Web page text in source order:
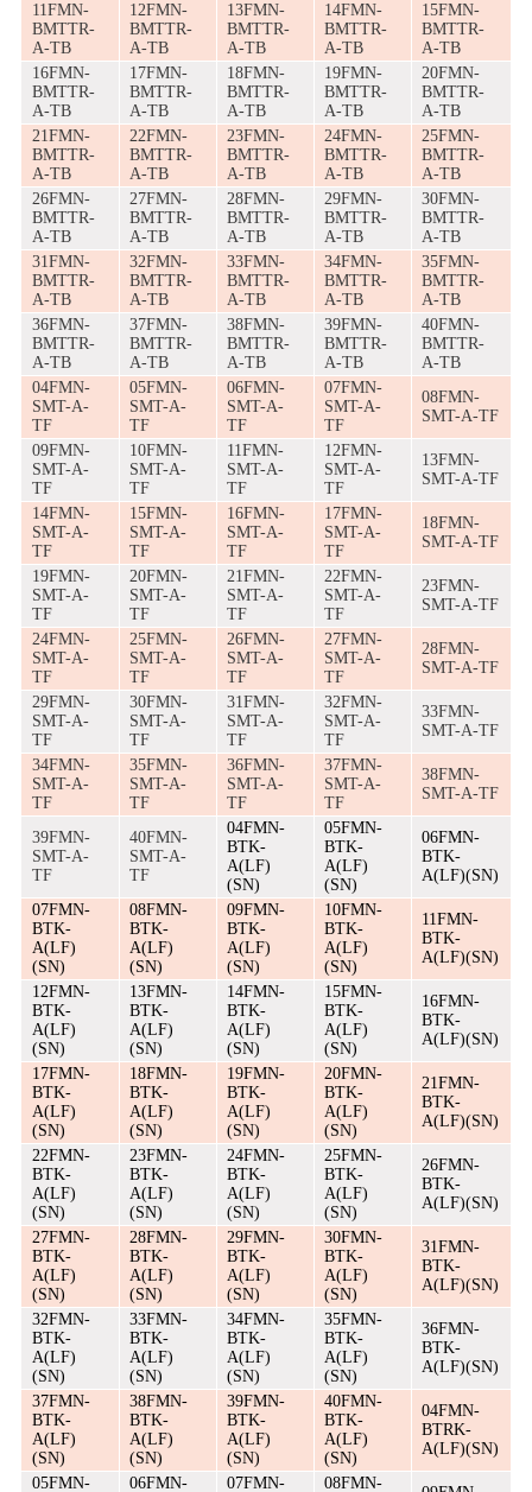
11FMN-
BMTTR-
A-TB
12FMN-
BMTTR-
A-TB
13FMN-
BMTTR-
A-TB
14FMN-
BMTTR-
A-TB
15FMN-
BMTTR-
A-TB
16FMN-
BMTTR-
A-TB
17FMN-
BMTTR-
A-TB
18FMN-
BMTTR-
A-TB
19FMN-
BMTTR-
A-TB
20FMN-
BMTTR-
A-TB
21FMN-
BMTTR-
A-TB
22FMN-
BMTTR-
A-TB
23FMN-
BMTTR-
A-TB
24FMN-
BMTTR-
A-TB
25FMN-
BMTTR-
A-TB
26FMN-
BMTTR-
A-TB
27FMN-
BMTTR-
A-TB
28FMN-
BMTTR-
A-TB
29FMN-
BMTTR-
A-TB
30FMN-
BMTTR-
A-TB
31FMN-
BMTTR-
A-TB
32FMN-
BMTTR-
A-TB
33FMN-
BMTTR-
A-TB
34FMN-
BMTTR-
A-TB
35FMN-
BMTTR-
A-TB
36FMN-
BMTTR-
A-TB
37FMN-
BMTTR-
A-TB
38FMN-
BMTTR-
A-TB
39FMN-
BMTTR-
A-TB
40FMN-
BMTTR-
A-TB
04FMN-
SMT-A-
TF
05FMN-
SMT-A-
TF
06FMN-
SMT-A-
TF
07FMN-
SMT-A-
TF
08FMN-
SMT-A-TF
09FMN-
SMT-A-
TF
10FMN-
SMT-A-
TF
11FMN-
SMT-A-
TF
12FMN-
SMT-A-
TF
13FMN-
SMT-A-TF
14FMN-
SMT-A-
TF
15FMN-
SMT-A-
TF
16FMN-
SMT-A-
TF
17FMN-
SMT-A-
TF
18FMN-
SMT-A-TF
19FMN-
SMT-A-
TF
20FMN-
SMT-A-
TF
21FMN-
SMT-A-
TF
22FMN-
SMT-A-
TF
23FMN-
SMT-A-TF
24FMN-
SMT-A-
TF
25FMN-
SMT-A-
TF
26FMN-
SMT-A-
TF
27FMN-
SMT-A-
TF
28FMN-
SMT-A-TF
29FMN-
SMT-A-
TF
30FMN-
SMT-A-
TF
31FMN-
SMT-A-
TF
32FMN-
SMT-A-
TF
33FMN-
SMT-A-TF
34FMN-
SMT-A-
TF
35FMN-
SMT-A-
TF
36FMN-
SMT-A-
TF
37FMN-
SMT-A-
TF
38FMN-
SMT-A-TF
39FMN-
SMT-A-
TF
40FMN-
SMT-A-
TF
04FMN-
BTK-
A(LF)
(SN)
05FMN-
BTK-
A(LF)
(SN)
06FMN-
BTK-
A(LF)(SN)
07FMN-
BTK-
A(LF)
(SN)
08FMN-
BTK-
A(LF)
(SN)
09FMN-
BTK-
A(LF)
(SN)
10FMN-
BTK-
A(LF)
(SN)
11FMN-
BTK-
A(LF)(SN)
12FMN-
BTK-
A(LF)
(SN)
13FMN-
BTK-
A(LF)
(SN)
14FMN-
BTK-
A(LF)
(SN)
15FMN-
BTK-
A(LF)
(SN)
16FMN-
BTK-
A(LF)(SN)
17FMN-
BTK-
A(LF)
(SN)
18FMN-
BTK-
A(LF)
(SN)
19FMN-
BTK-
A(LF)
(SN)
20FMN-
BTK-
A(LF)
(SN)
21FMN-
BTK-
A(LF)(SN)
22FMN-
BTK-
A(LF)
(SN)
23FMN-
BTK-
A(LF)
(SN)
24FMN-
BTK-
A(LF)
(SN)
25FMN-
BTK-
A(LF)
(SN)
26FMN-
BTK-
A(LF)(SN)
27FMN-
BTK-
A(LF)
(SN)
28FMN-
BTK-
A(LF)
(SN)
29FMN-
BTK-
A(LF)
(SN)
30FMN-
BTK-
A(LF)
(SN)
31FMN-
BTK-
A(LF)(SN)
32FMN-
BTK-
A(LF)
(SN)
33FMN-
BTK-
A(LF)
(SN)
34FMN-
BTK-
A(LF)
(SN)
35FMN-
BTK-
A(LF)
(SN)
36FMN-
BTK-
A(LF)(SN)
37FMN-
BTK-
A(LF)
(SN)
38FMN-
BTK-
A(LF)
(SN)
39FMN-
BTK-
A(LF)
(SN)
40FMN-
BTK-
A(LF)
(SN)
04FMN-
BTRK-
A(LF)(SN)
05FMN-
06FMN-
07FMN-
08FMN-